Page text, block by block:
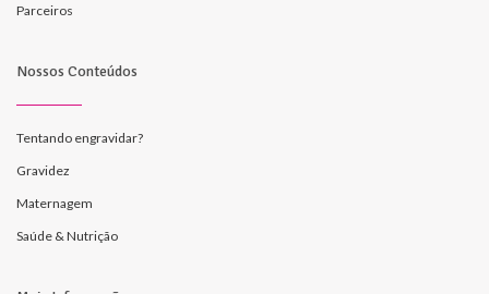
Parceiros
Nossos Conteúdos
Tentando engravidar?
Gravidez
Maternagem
Saúde & Nutrição